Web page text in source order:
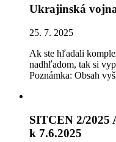
Ukrajinská
25. 7. 2025
Ak ste hľadali
nadhľadom, tak si
Poznámka: Obsah
SITCEN 2/2025
k 7.6.2025